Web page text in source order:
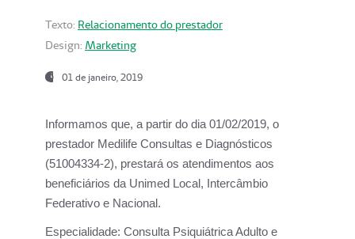
Texto: Relacionamento do prestador
Design: Marketing
01 de janeiro, 2019
Informamos que, a partir do dia 01/02/2019, o
prestador Medilife Consultas e Diagnósticos
(51004334-2), prestará os atendimentos aos
beneficiários da Unimed Local, Intercâmbio
Federativo e Nacional.
Especialidade: Consulta Psiquiátrica Adulto e